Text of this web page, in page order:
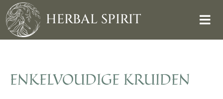
Skip
to
content
HERBAL SPIRIT
ENKELVOUDIGE KRUIDEN